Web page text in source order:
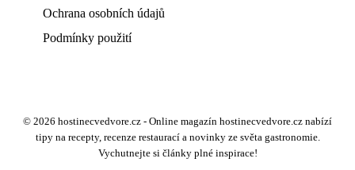
Ochrana osobních údajů
Podmínky použití
© 2026 hostinecvedvore.cz - Online magazín hostinecvedvore.cz nabízí
tipy na recepty, recenze restaurací a novinky ze světa gastronomie.
Vychutnejte si články plné inspirace!